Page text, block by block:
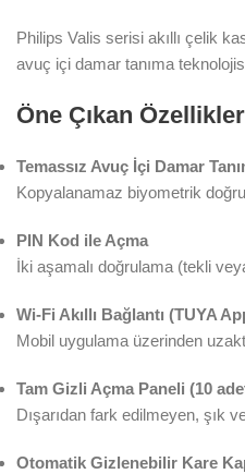
Philips Valis serisi akıllı çelik
avuç içi damar tanıma
Öne Çıkan Özellikler
Temassız Avuç İçi Damar
Kopyalanamaz biyometrik
PIN Kod ile Açma
İki aşamalı doğrulama (tekli
Wi-Fi Akıllı Bağlantı (TUYA
Mobil uygulama üzerinden
Tam Gizli Açma Paneli (10
Dışarıdan fark edilmeyen, şık
Otomatik Gizlenebilir Kare